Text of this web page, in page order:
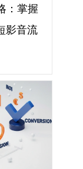
：掌握
影音流